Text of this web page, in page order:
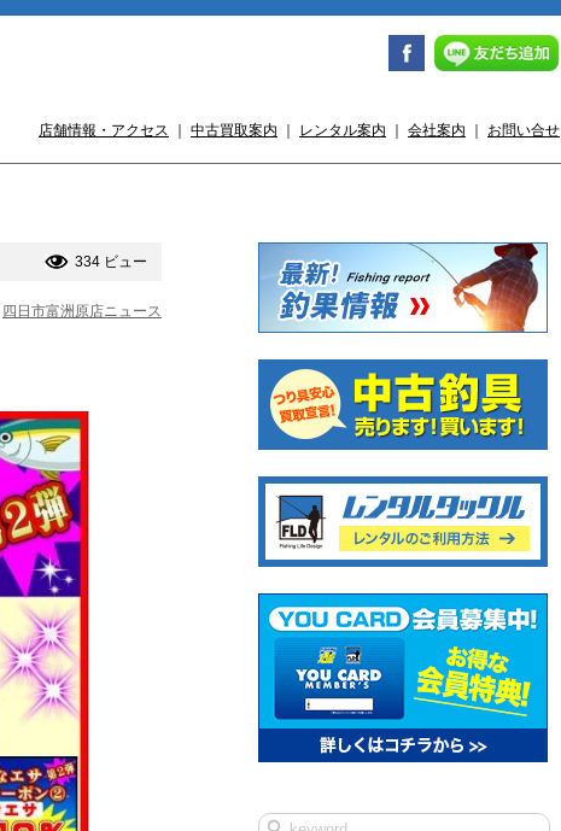
店舗情報・アクセス 中古買取案内 レンタル案内 会社案内 お問い合せ
334 ビュー
四日市富洲原店ニュース